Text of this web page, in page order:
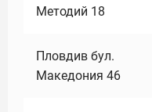
Методий 18
Пловдив бул.
Македония 46